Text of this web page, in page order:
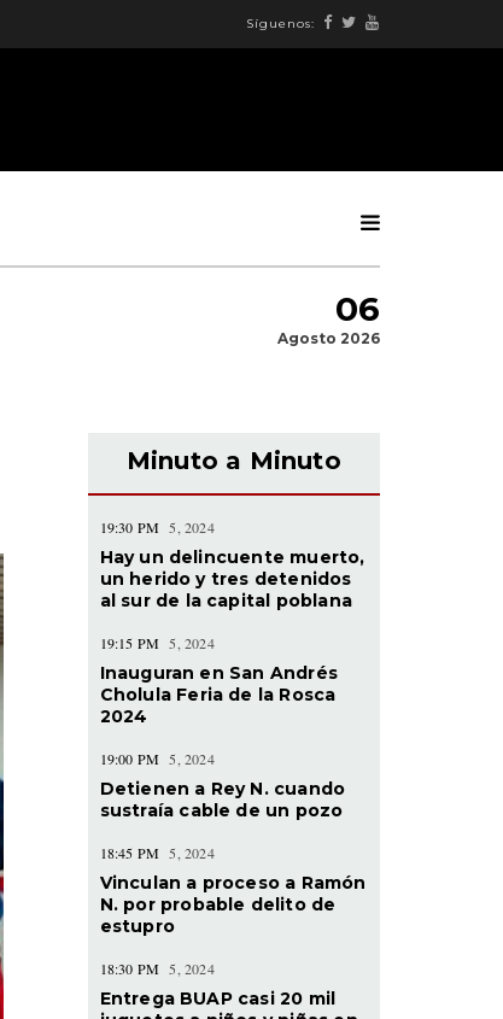
Síguenos:
06
Agosto 2026
Minuto a Minuto
19:30 PM 5, 2024
Hay un delincuente muerto,
un herido y tres detenidos
al sur de la capital poblana
19:15 PM 5, 2024
Inauguran en San Andrés
Cholula Feria de la Rosca
2024
19:00 PM 5, 2024
Detienen a Rey N. cuando
sustraía cable de un pozo
18:45 PM 5, 2024
Vinculan a proceso a Ramón
N. por probable delito de
estupro
18:30 PM 5, 2024
Entrega BUAP casi 20 mil